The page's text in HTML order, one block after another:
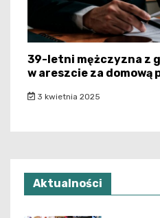
39-letni mężczyzna z
w areszcie za domową
3 kwietnia 2025
Aktualności